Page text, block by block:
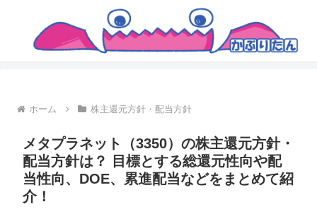
ホーム 株主還元方針・配当方針
メタプラネット（3350）の株主還元方針・
配当方針は？ 目標とする総還元性向や配
当性向、DOE、累進配当などをまとめて紹
介！